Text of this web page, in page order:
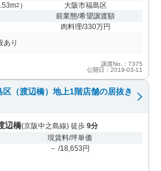
2 ）
大阪市福島区
前業態/希望譲渡額
肉料理/330万円
あり
譲渡No.：7375
公開日：2019-03-11
区（渡辺橋）地上1階店舗の居抜き
辺橋(京阪中之島線) 徒歩 9分
現賃料/坪単価
－ /18,653円